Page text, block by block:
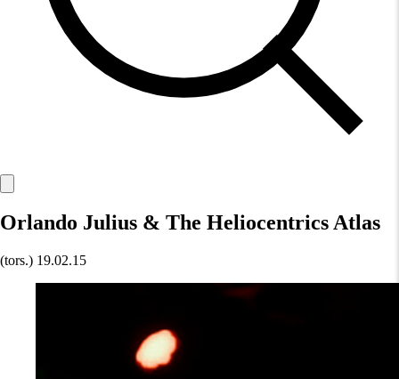
Orlando Julius & The Heliocentrics Atlas
(tors.) 19.02.15